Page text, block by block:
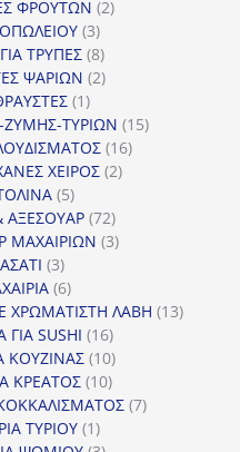
προϊόν
ΦΡΟΥΤΩΝ 22
33
προϊόντα
ΤΡΥΠΕΣ 88
προϊόντα
ΨΑΡΙΩΝ 22
11
προϊόν
ΤΥΡΙΩΝ 1515
1616
ΧΕΙΡΟΣ 22
55
προϊόντα
ΑΞΕΣΟΥΑΡ 7272
προϊόντα
ΜΑΧΑΙΡΙΩΝ 33
33
προϊόντα
66
προϊόντα
ΧΡΩΜΑΤΙΣΤΗ ΛΑΒΗ 1313
ΓΙΑ SUSHI 1616
προϊόντα
ΚΟΥΖΙΝΑΣ 1010
προϊόντα
ΚΡΕΑΤΟΣ 1010
προϊόντα
77
ΤΥΡΙΟΥ 11